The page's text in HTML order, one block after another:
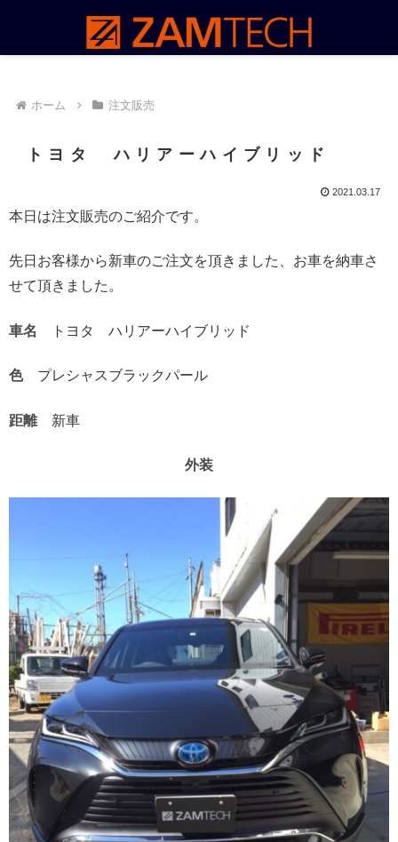
ホーム 注文販売
トヨタ ハリアーハイブリッド
2021.03.17
本日は注文販売のご紹介です。
先日お客様から新車のご注文を頂きました、お車を納車さ
せて頂きました。
車名 トヨタ ハリアーハイブリッド
色プレシャスブラックパール
距離新車
外装